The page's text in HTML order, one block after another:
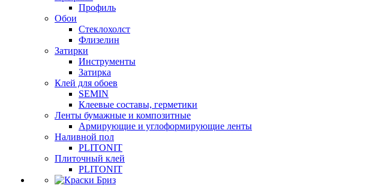
Профиль
Обои
Стеклохолст
Флизелин
Затирки
Инструменты
Затирка
Клей для обоев
SEMIN
Клеевые составы, герметики
Ленты бумажные и композитные
Армирующие и углоформирующие ленты
Наливной пол
PLITONIT
Плиточный клей
PLITONIT